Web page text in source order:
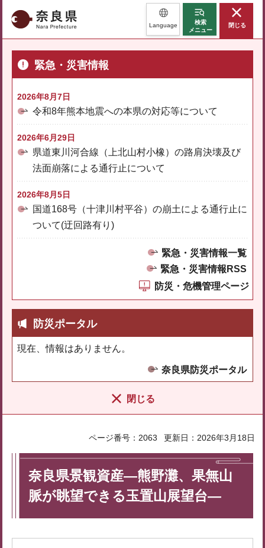
奈良県 Language
検索
メニュー
閉じる
緊急・災害情報
2026年8月7日
令和8年熊本地震への本県の対応等について
2026年6月29日
県道東川河合線（上北山村小橡）の路肩決壊及び
法面崩落による通行止について
2026年8月5日
国道168号（十津川村平谷）の崩土による通行止に
ついて(迂回路有り)
緊急・災害情報一覧
緊急・災害情報RSS
防災・危機管理ページ
防災ポータル
現在、情報はありません。
奈良県防災ポータル
閉じる
ページ番号：2063 更新日：2026年3月18日
奈良県景観資産―熊野灘、果無山
脈が眺望できる玉置山展望台―